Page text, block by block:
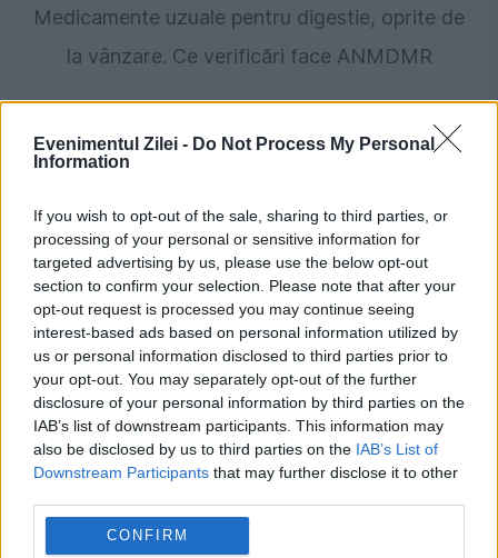
Evenimentul Zilei - Do Not Process My Personal
Information
If you wish to opt-out of the sale, sharing to third parties, or
processing of your personal or sensitive information for
targeted advertising by us, please use the below opt-out
section to confirm your selection. Please note that after your
opt-out request is processed you may continue seeing
interest-based ads based on personal information utilized by
us or personal information disclosed to third parties prior to
your opt-out. You may separately opt-out of the further
disclosure of your personal information by third parties on the
IAB’s list of downstream participants. This information may
also be disclosed by us to third parties on the IAB’s List of
Downstream Participants that may further disclose it to other
CONFIRM
Medicamente uzuale pentru digestie, oprite de
la vânzare. Ce verificări face ANMDMR
SOCIAL
Eclipsa parțială de Soare din 12 august,
vizibilă și din România. Unde se vede cel mai
bine și la ce oră începe